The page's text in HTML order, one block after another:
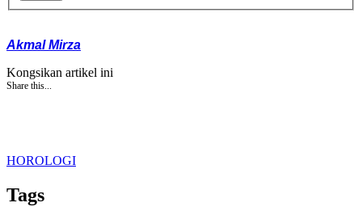
Akmal Mirza
Kongsikan artikel ini
Share this...
HOROLOGI
Tags